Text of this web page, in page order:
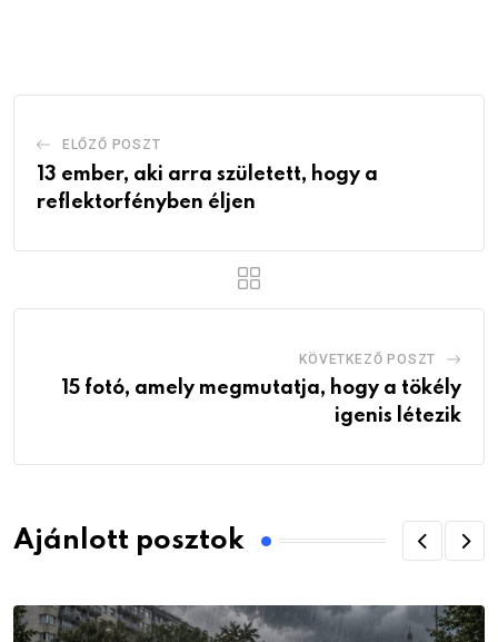
ELŐZŐ POSZT
13 ember, aki arra született, hogy a
reflektorfényben éljen
KÖVETKEZŐ POSZT
15 fotó, amely megmutatja, hogy a tökély
igenis létezik
Ajánlott posztok